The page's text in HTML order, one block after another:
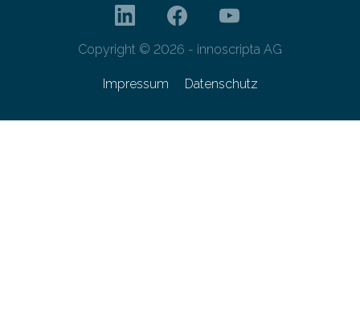
Copyright © 2026 - innoscripta AG
Impressum Datenschutz